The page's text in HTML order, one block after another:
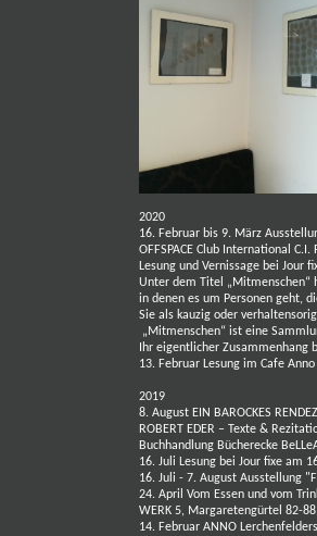
2020
16. Februar bis 9. März
OFFSPACE Club International
Lesung und Vernissage bei Jour
Unter dem Titel „Mitmenschen“
in denen es um Personen geht,
Sie als kauzig oder
„Mitmenschen“ ist eine
Ihr eigentlicher Zusammenhang
13. Februar Lesung im Cafe
2019
8. August EIN BAROCKES
ROBERT EDER – Texte &
Buchhandlung Bücherecke
16. Juli Lesung bei Jour fixe am
16. Juli - 7. August Ausstellung
24. April Vom Essen und vom
WERK 5, Margaretengürtel 82-88,
14. Februar ANNO